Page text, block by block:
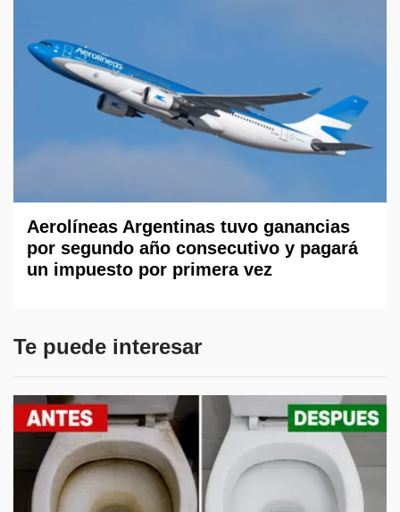
Aerolíneas Argentinas tuvo ganancias
por segundo año consecutivo y pagará
un impuesto por primera vez
Te puede interesar